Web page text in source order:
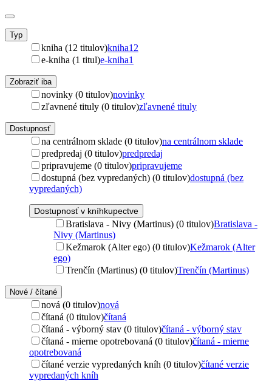
Typ
kniha (12 titulov)kniha12
e-kniha (1 titul)e-kniha1
Zobraziť iba
novinky (0 titulov)novinky
zľavnené tituly (0 titulov)zľavnené tituly
Dostupnosť
na centrálnom sklade (0 titulov)na centrálnom sklade
predpredaj (0 titulov)predpredaj
pripravujeme (0 titulov)pripravujeme
dostupná (bez vypredaných) (0 titulov)dostupná (bez
vypredaných)
Dostupnosť v kníhkupectve
Bratislava - Nivy (Martinus) (0 titulov)Bratislava -
Nivy (Martinus)
Kežmarok (Alter ego) (0 titulov)Kežmarok (Alter
ego)
Trenčín (Martinus) (0 titulov)Trenčín (Martinus)
Nové / čítané
nová (0 titulov)nová
čítaná (0 titulov)čítaná
čítaná - výborný stav (0 titulov)čítaná - výborný stav
čítaná - mierne opotrebovaná (0 titulov)čítaná - mierne
opotrebovaná
čítané verzie vypredaných kníh (0 titulov)čítané verzie
vypredaných kníh